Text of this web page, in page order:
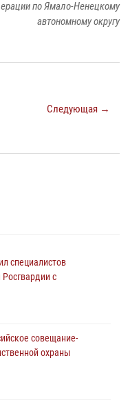
по Ямало-Ненецкому
автономному округу
Следующая →
специалистов
с
совещание-
охраны